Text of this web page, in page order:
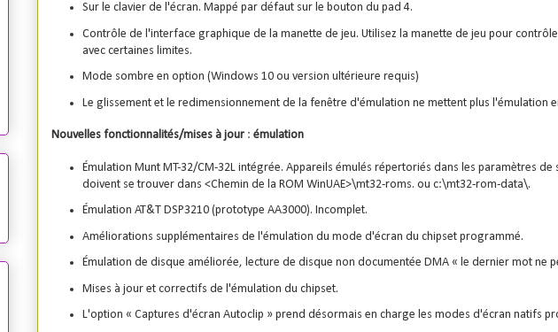
Sur le clavier de l'écran. Mappé par défaut sur le bouton du pad 4.
Contrôle de l'interface graphique de la manette de jeu. Utilisez la manette de jeu pour
avec certaines limites.
Mode sombre en option (Windows 10 ou version ultérieure requis)
Le glissement et le redimensionnement de la fenêtre d'émulation ne mettent plus l'émulation
Nouvelles fonctionnalités/mises à jour : émulation
Émulation Munt MT-32/CM-32L intégrée. Appareils émulés répertoriés dans les paramètres de
doivent se trouver dans <Chemin de la ROM WinUAE>\mt32-roms. ou c:\mt32-rom-data\.
Émulation AT&T DSP3210 (prototype AA3000). Incomplet.
Améliorations supplémentaires de l'émulation du mode d'écran du chipset programmé.
Émulation de disque améliorée, lecture de disque non documentée DMA « le dernier mot ne
Mises à jour et correctifs de l'émulation du chipset.
L'option « Captures d'écran Autoclip » prend désormais en charge les modes d'écran natifs